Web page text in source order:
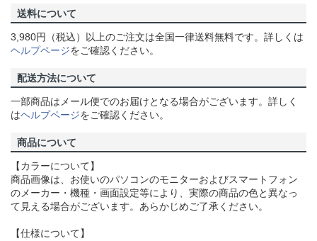
送料について
3,980円（税込）以上のご注文は全国一律送料無料です。詳しくは
ヘルプページをご確認ください。
配送方法について
一部商品はメール便でのお届けとなる場合がございます。詳しく
はヘルプページをご確認ください。
商品について
【カラーについて】
商品画像は、お使いのパソコンのモニターおよびスマートフォン
のメーカー・機種・画面設定等により、実際の商品の色と異なっ
て見える場合がございます。あらかじめご了承ください。
【仕様について】